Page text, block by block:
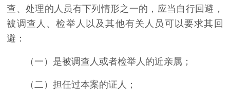
查、处理的人员有下列情形之一的，应当自行回避，
被调查人、检举人以及其他有关人员可以要求其回
避：
（一）是被调查人或者检举人的近亲属；
（二）担任过本案的证人；